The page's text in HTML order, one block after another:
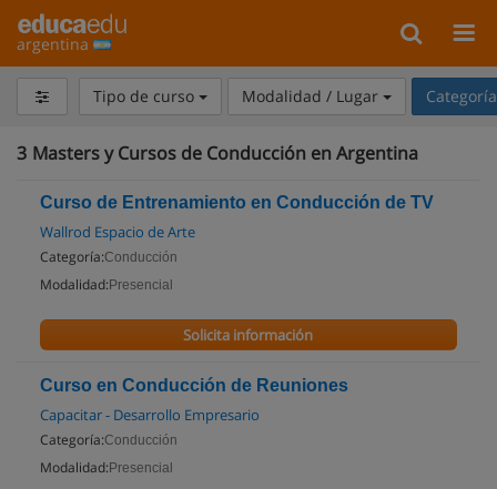
argentina
Tipo de curso Modalidad / Lugar
3 Masters y Cursos de Conducción en Argentina
Curso de Entrenamiento en Conducción de TV
Wallrod Espacio de Arte
Categoría:Conducción
Modalidad: Presencial
Solicita información
Curso en Conducción de Reuniones
Capacitar - Desarrollo Empresario
Categoría:Conducción
Modalidad: Presencial